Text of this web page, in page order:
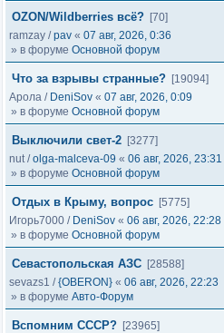
OZON/Wildberries всё? [70]
ramzay /pav « 07 авг, 2026, 0:36
» в форуме Основной форум
Что за взрывы странные? [19094]
Арола / DeniSov « 07 авг, 2026, 0:09
» в форуме Основной форум
Выключили свет-2 [3277]
nut/olga-malceva-09 « 06 авг, 2026, 23:31
» в форуме Основной форум
Отдых в Крыму, вопрос [5775]
Игорь7000 / DeniSov « 06 авг, 2026, 22:28
» в форуме Основной форум
Севастопольская АЗС [28588]
sevazs1 /{OBERON} « 06 авг, 2026, 22:23
» в форуме Авто-Форум
Вспомним СССР? [23965]